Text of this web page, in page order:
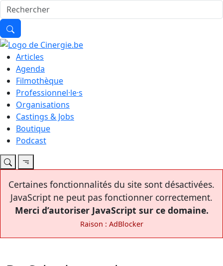
Articles
Agenda
Filmothèque
Professionnel·le·s
Organisations
Castings & Jobs
Boutique
Podcast
Certaines fonctionnalités du site sont désactivées.
JavaScript ne peut pas fonctionner correctement.
Merci d’autoriser JavaScript sur ce domaine.
Raison : AdBlocker